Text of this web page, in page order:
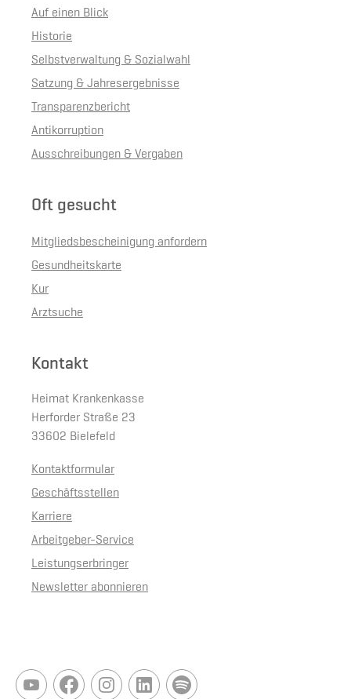
Auf einen Blick
Historie
Selbstverwaltung & Sozialwahl
Satzung & Jahresergebnisse
Transparenzbericht
Antikorruption
Ausschreibungen & Vergaben
Oft gesucht
Mitgliedsbescheinigung anfordern
Gesundheitskarte
Kur
Arztsuche
Kontakt
Heimat Krankenkasse
Herforder Straße 23
33602 Bielefeld
Kontaktformular
Geschäftsstellen
Karriere
Arbeitgeber-Service
Leistungserbringer
Newsletter abonnieren